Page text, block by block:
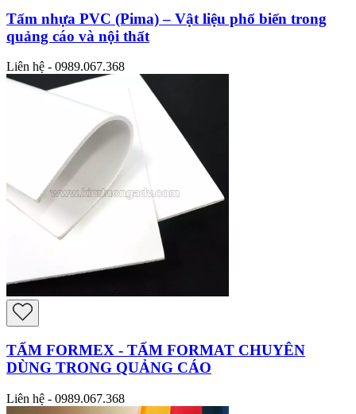
Tấm nhựa PVC (Pima) – Vật liệu phổ biến trong
quảng cáo và nội thất
Liên hệ - 0989.067.368
TẤM FORMEX - TẤM FORMAT CHUYÊN
DÙNG TRONG QUẢNG CÁO
Liên hệ - 0989.067.368